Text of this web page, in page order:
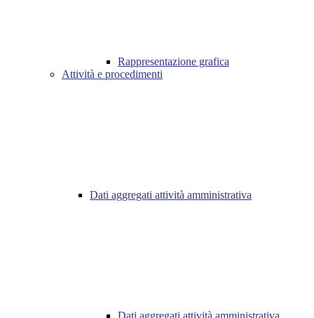
Rappresentazione grafica
Attività e procedimenti
Dati aggregati attività amministrativa